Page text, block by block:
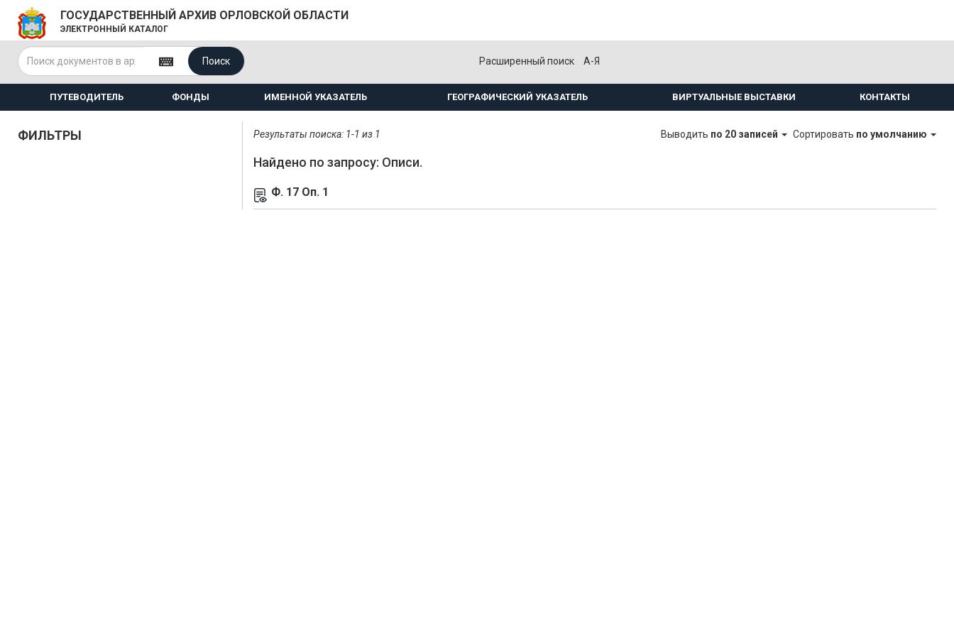
ГОСУДАРСТВЕННЫЙ АРХИВ ОРЛОВСКОЙ ОБЛАСТИ
ЭЛЕКТРОННЫЙ КАТАЛОГ
Поиск Расширенный поиск А-Я
ПУТЕВОДИТЕЛЬ ФОНДЫ ИМЕННОЙ УКАЗАТЕЛЬ ГЕОГРАФИЧЕСКИЙ УКАЗАТЕЛЬ ВИРТУАЛЬНЫЕ ВЫСТАВКИ КОНТАКТЫ
ФИЛЬТРЫ Результаты поиска: 1-1 из 1 Выводить по 20 записей Сортировать по умолчанию
Найдено по запросу: Описи.
Ф. 17 Оп. 1